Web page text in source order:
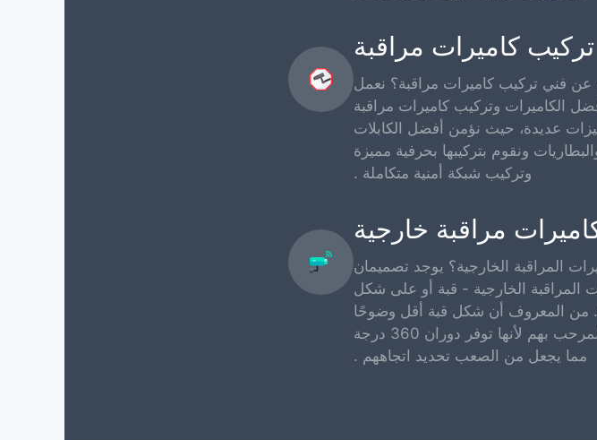
تركيب كاميرات مراقبة
فني تركيب كاميرات مراقبة؟ نعمل
الكاميرات وتركيب كاميرات مراقبة
عديدة، حيث نؤمن أفضل الكابلات
ونقوم بتركيبها بحرفية مميزة
وتركيب شبكة أمنية متكاملة .
مراقبة خارجية
المراقبة الخارجية؟ يوجد تصميمان
المراقبة الخارجية - قبة أو على شكل
من المعروف أن شكل قبة أقل وضوحًا
للزوار غير المرحب بهم لأنها توفر دوران 360 درجة
مما يجعل من الصعب تحديد اتجاههم .